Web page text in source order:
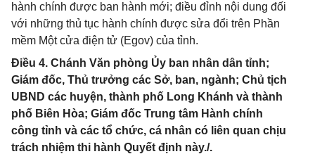
hành chính được ban hành mới; điều đỉnh nội dung đối
với những thủ tục hành chính được sửa đổi trên Phần
mềm Một cửa điện tử (Egov) của tỉnh.
Điều 4. Chánh Văn phòng Ủy ban nhân dân tỉnh;
Giám đốc, Thủ trưởng các Sở, ban, ngành; Chủ tịch
UBND các huyện, thành phố Long Khánh và thành
phố Biên Hòa; Giám đốc Trung tâm Hành chính
công tỉnh và các tổ chức, cá nhân có liên quan chịu
trách nhiệm thi hành Quyết định này./.